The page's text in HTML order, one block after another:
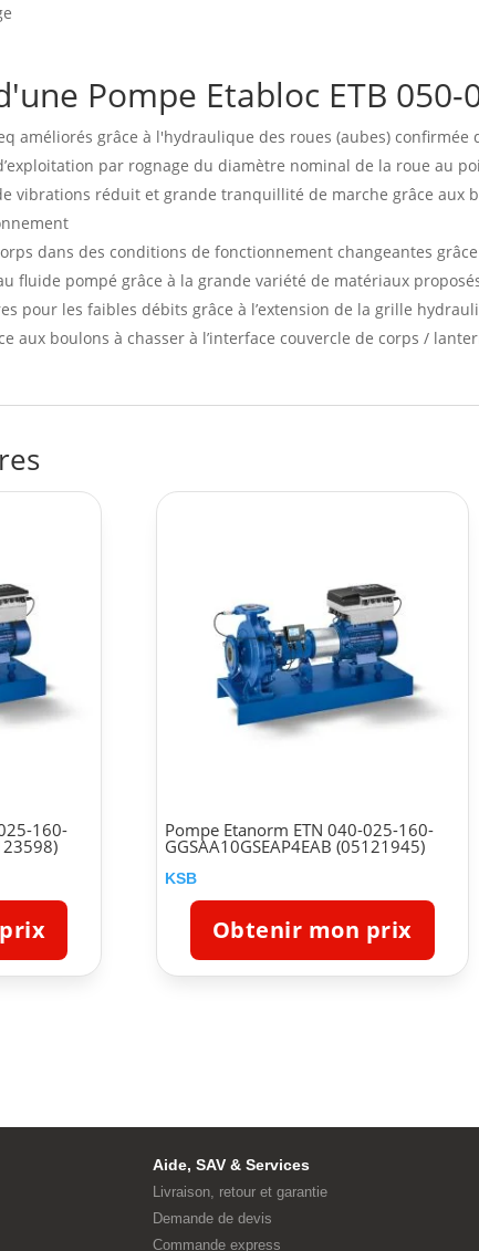
Pompe Etabloc ETB 050-
améliorés grâce à l'hydraulique des roues (aubes)
par rognage du diamètre nominal de la roue au
vibrations réduit et grande tranquillité de marche grâce aux
dans des conditions de fonctionnement changeantes
fluide pompé grâce à la grande variété de matériaux
pour les faibles débits grâce à l’extension de la grille
aux boulons à chasser à l’interface couvercle de corps /
160- Pompe Etanorm ETN 040-025-160-
GGSAA10GSEAP4EAB (05121945)
KSB
Obtenir mon prix
Aide, SAV & Services
Livraison, retour et garantie
Demande de devis
Commande express